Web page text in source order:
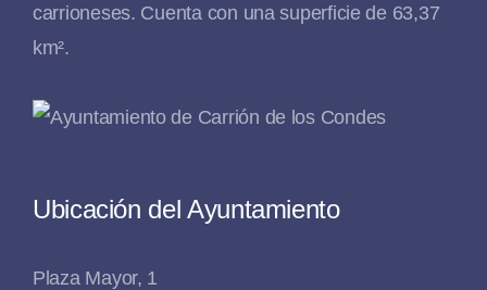
carrioneses. Cuenta con una superficie de 63,37
km².
Ubicación del Ayuntamiento
Plaza Mayor, 1